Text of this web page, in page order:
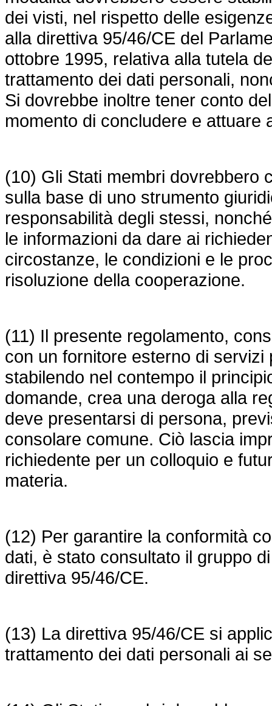
dei visti, nel rispetto delle
alla direttiva 95/46/CE del
ottobre 1995, relativa alla tutela
trattamento dei dati personali,
Si dovrebbe inoltre tener conto
momento di concludere e attuare
(10) Gli Stati membri dovrebbero
sulla base di uno strumento
responsabilità degli stessi,
le informazioni da dare ai
circostanze, le condizioni e le
risoluzione della cooperazione.
(11) Il presente regolamento,
con un fornitore esterno di
stabilendo nel contempo il
domande, crea una deroga alla
deve presentarsi di persona,
consolare comune. Ciò lascia
richiedente per un colloquio e
materia.
(12) Per garantire la conformità
dati, è stato consultato il gruppo
direttiva 95/46/CE.
(13) La direttiva 95/46/CE si
trattamento dei dati personali ai